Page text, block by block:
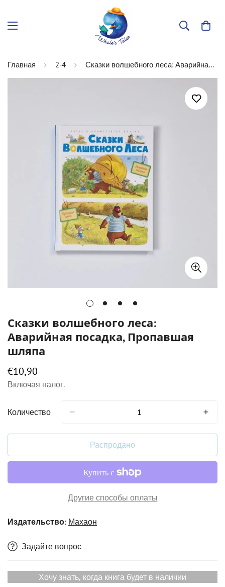
Главная 2-4 Сказки волшебного леса: Аварийная посадка, Пропавшая шляпа
Сказки волшебного леса:
Аварийная посадка, Пропавшая
шляпа
Обычная
цена
€10,90
Включая налог.
Количество
Распродано
Другие способы оплаты
Издательство: Махаон
Задайте вопрос
Хочу знать, когда книга будет в наличии